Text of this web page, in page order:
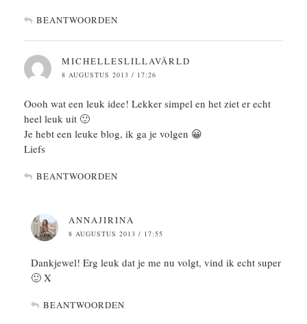
BEANTWOORDEN
MICHELLESLILLAVÄRLD
8 AUGUSTUS 2013 / 17:26
Oooh wat een leuk idee! Lekker simpel en het ziet er echt
heel leuk uit 🙂
Je hebt een leuke blog, ik ga je volgen 😀
Liefs
BEANTWOORDEN
ANNAJIRINA
8 AUGUSTUS 2013 / 17:55
Dankjewel! Erg leuk dat je me nu volgt, vind ik echt super
🙂 X
BEANTWOORDEN